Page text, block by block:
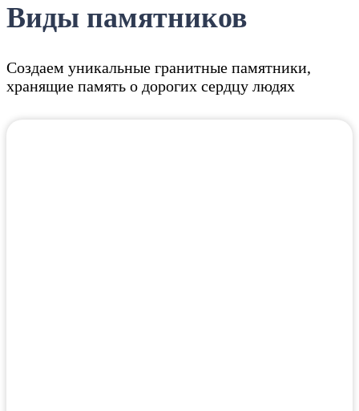
Виды памятников
Создаем уникальные гранитные памятники,
хранящие память о дорогих сердцу людях